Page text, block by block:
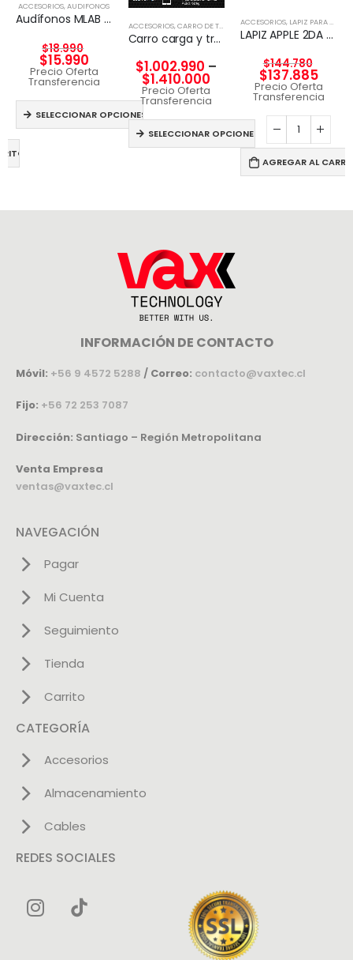
ACCESORIOS,AUDIFONOS
Audífonos MLAB KID FRIENDLY WIRED & HANDS FREE
$18.990
$15.990
Precio Oferta
Transferencia
SELECCIONAR OPCIONES
ACCESORIOS,CARRO DE TECNOLGÍA
Carro carga y transporte para Tablet
$1.002.990 –
$1.410.000
Precio Oferta
Transferencia
SELECCIONAR OPCIONES
ACCESORIOS, LAPIZ PARA TABLET
LAPIZ APPLE 2DA GENERACION
$144.780
$137.885
Precio Oferta
Transferencia
AGREGAR AL
INFORMACIÓN DE CONTACTO
Móvil: +56 9 4572 5288 / Correo: contacto@vaxtec.cl
Fijo: +56 72 253 7087
Dirección: Santiago – Región Metropolitana
Venta Empresa
ventas@vaxtec.cl
NAVEGACIÓN
Pagar
Mi Cuenta
Seguimiento
Tienda
Carrito
CATEGORÍA
Accesorios
Almacenamiento
Cables
REDES SOCIALES